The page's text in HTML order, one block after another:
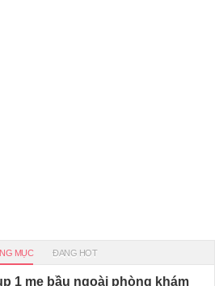
MỤC ĐANG HOT
1 mẹ bầu ngoài phòng khám